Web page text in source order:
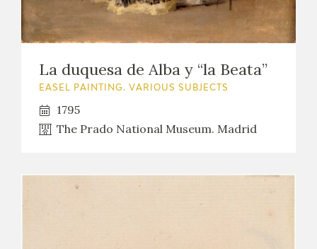
La duquesa de Alba y “la Beata”
EASEL PAINTING. VARIOUS SUBJECTS
1795
The Prado National Museum. Madrid